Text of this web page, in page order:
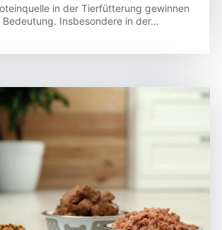
in der Tierfütterung gewinnen
Insbesondere in der...